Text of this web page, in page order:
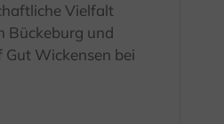
Vielfalt
Bückeburg und
Wickensen bei